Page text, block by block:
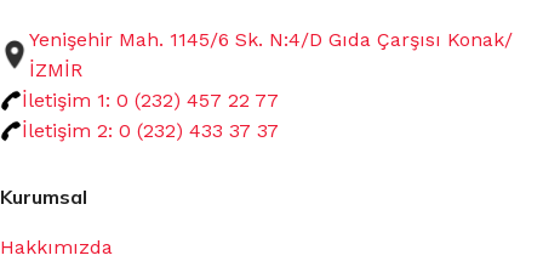
Yenişehir Mah. 1145/6 Sk. N:4/D Gıda Çarşısı Konak/
İZMİR
İletişim 1: 0 (232) 457 22 77
İletişim 2: 0 (232) 433 37 37
Kurumsal
Hakkımızda